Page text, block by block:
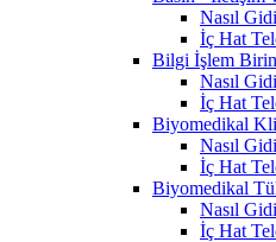
Nasıl
İç Hat
Bilgi İşlem
Nasıl
İç Hat
Biyomedikal
Nasıl
İç Hat
Biyomedikal
Nasıl
İç Hat